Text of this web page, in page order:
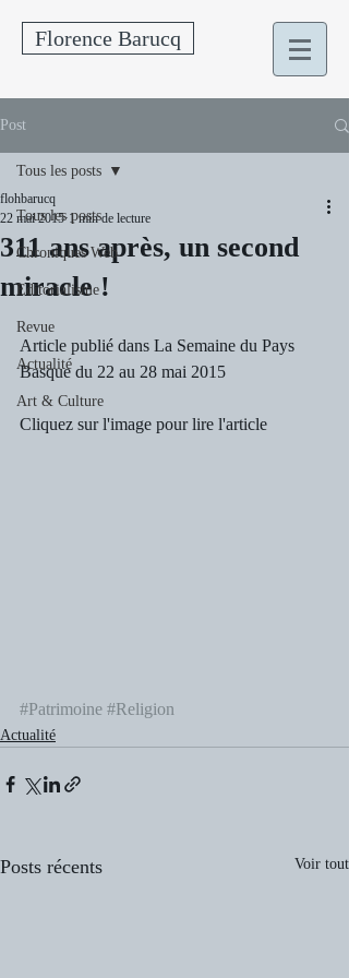
Florence Barucq
Post
Tous les posts
Chroniques Web
Editorialisme
Revue
Actualité
Art & Culture
Tous les posts
311 ans après, un second
miracle !
flohbarucq
22 mai 2015 1 min de lecture
Article publié dans La Semaine du Pays
Basque du 22 au 28 mai 2015
Cliquez sur l'image pour lire l'article
#Patrimoine #Religion
Actualité
Posts récents Voir tout